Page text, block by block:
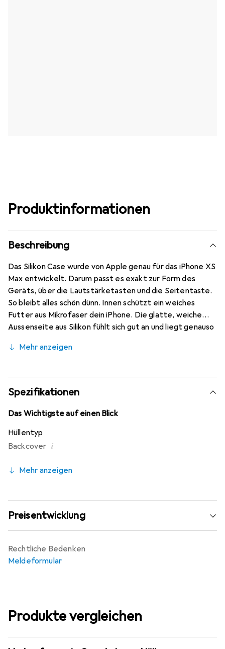
Produktinformationen
Beschreibung
Das Silikon Case wurde von Apple genau für das iPhone XS
Max entwickelt. Darum passt es exakt zur Form des
Geräts, über die Lautstärketasten und die Seitentaste.
So bleibt alles schön dünn. Innen schützt ein weiches
Futter aus Mikrofaser dein iPhone. Die glatte, weiche
Aussenseite aus Silikon fühlt sich gut an und liegt genauso
nicht abnehmen.
Mehr anzeigen
Spezifikationen
Das Wichtigste auf einen Blick
Hüllentyp
Backcover i
Mehr anzeigen
Preisentwicklung
Rechtliche Bedenken
Meldeformular
Produkte vergleichen